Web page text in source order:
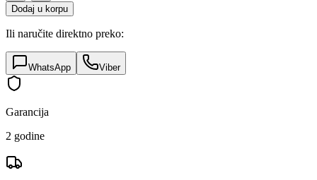
Dodaj u korpu
Ili naručite direktno preko:
WhatsApp Viber
Garancija
2 godine